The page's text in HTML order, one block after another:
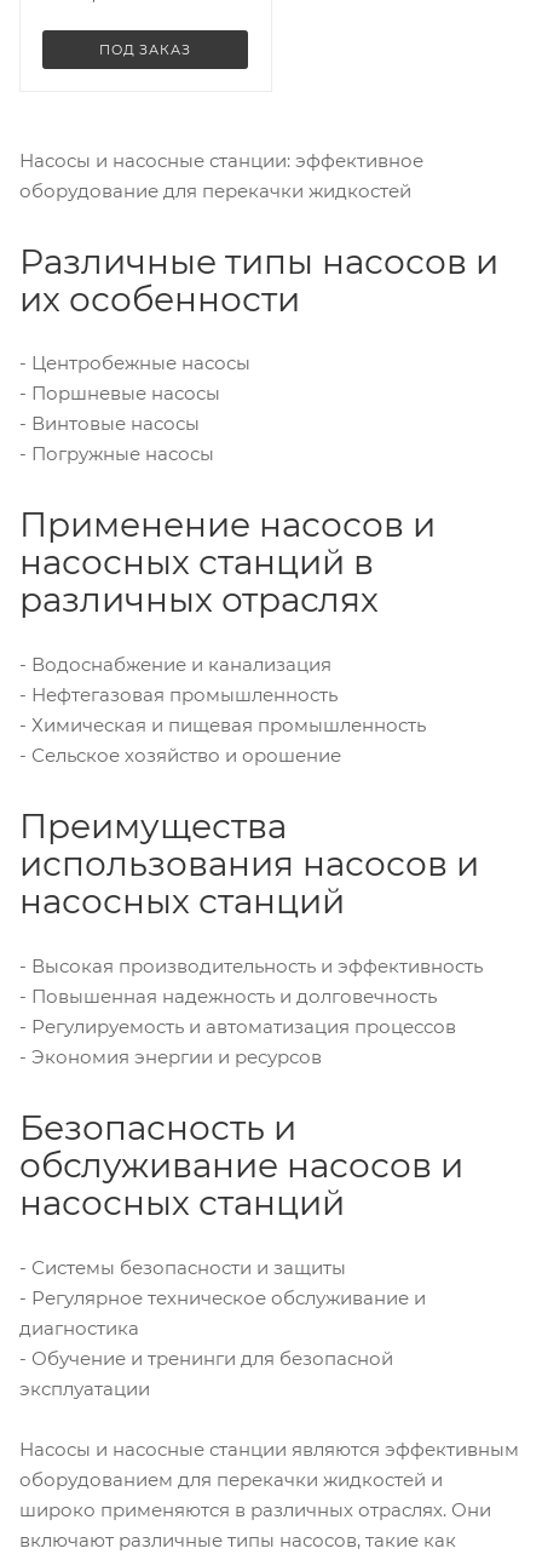
ПОД ЗАКАЗ
Насосы и насосные станции: эффективное
оборудование для перекачки жидкостей
Различные типы насосов и
их особенности
- Центробежные насосы
- Поршневые насосы
- Винтовые насосы
- Погружные насосы
Применение насосов и
насосных станций в
различных отраслях
- Водоснабжение и канализация
- Нефтегазовая промышленность
- Химическая и пищевая промышленность
- Сельское хозяйство и орошение
Преимущества
использования насосов и
насосных станций
- Высокая производительность и эффективность
- Повышенная надежность и долговечность
- Регулируемость и автоматизация процессов
- Экономия энергии и ресурсов
Безопасность и
обслуживание насосов и
насосных станций
- Системы безопасности и защиты
- Регулярное техническое обслуживание и
диагностика
- Обучение и тренинги для безопасной
эксплуатации
Насосы и насосные станции являются эффективным
оборудованием для перекачки жидкостей и
широко применяются в различных отраслях. Они
включают различные типы насосов, такие как